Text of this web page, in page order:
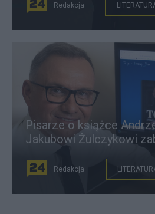
Redakcja
Pisarze o książce
Jakubowi Żulczykowi
Redakcja